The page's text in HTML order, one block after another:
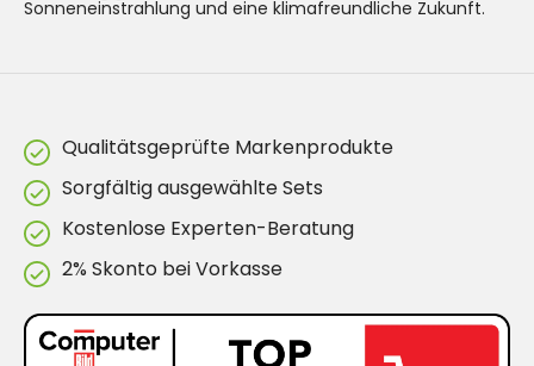
Sonneneinstrahlung und eine klimafreundliche Zukunft.
Qualitätsgeprüfte Markenprodukte
Sorgfältig ausgewählte Sets
Kostenlose Experten-Beratung
2% Skonto bei Vorkasse